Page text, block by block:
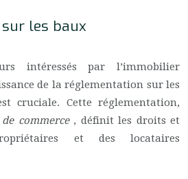
les baux
intéressés par l’immobilier
de la réglementation sur les
cruciale. Cette réglementation,
de commerce , définit les droits et
et des locataires